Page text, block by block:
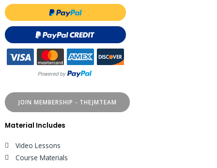
JOIN MEMBERSHIP - THEJMTEAM
Material Includes
Video Lessons
Course Materials